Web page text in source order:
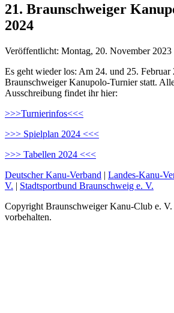
21. Braunschweiger
2024
Veröffentlicht: Montag, 20. November 2023
Es geht wieder los: Am 24. und 25. Februar
Braunschweiger Kanupolo-Turnier statt.
Ausschreibung findet ihr hier:
>>>Turnierinfos<<<
>>> Spielplan 2024 <<<
>>> Tabellen 2024 <<<
Deutscher Kanu-Verband | Landes-Kanu-
V. | Stadtsportbund Braunschweig e. V.
Copyright Braunschweiger Kanu-Club e.
vorbehalten.